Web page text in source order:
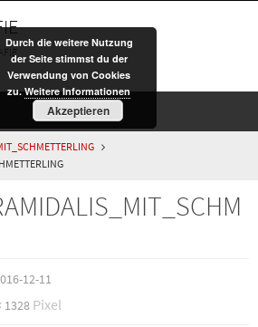
12-11
1328 Pixel
Durch die weitere Nutzung
der Seite stimmst du der
Verwendung von Cookies
zu.Weitere Informationen
Akzeptieren